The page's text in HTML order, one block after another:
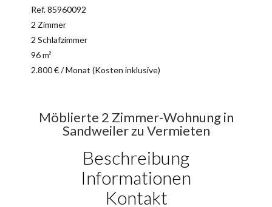
Ref. 85960092
2 Zimmer
2 Schlafzimmer
96 m²
2.800 € / Monat (Kosten inklusive)
Möblierte 2 Zimmer-Wohnung in
Sandweiler zu Vermieten
Beschreibung
Informationen
Kontakt